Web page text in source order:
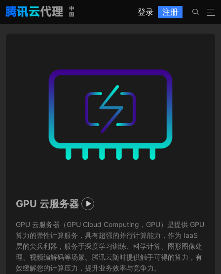
登录 注册 

GPU 云服务器 
GPU 云服务器（GPU Cloud Computing，GPU）是提供 GPU
算力的弹性计算服务，具有超强的并行计算能力，作为 IaaS
层的尖兵利器，服务于深度学习训练、科学计算、图形图像处
理、视频编解码等场景。腾讯云随时提供触手可得的算力，有
效缓解您的计算压力，提升业务效率与竞争力。